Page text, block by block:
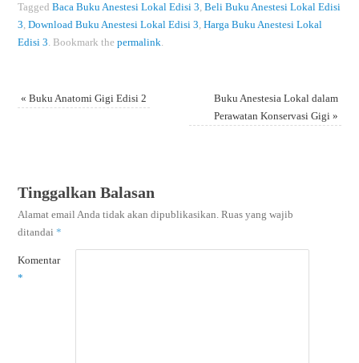
Tagged Baca Buku Anestesi Lokal Edisi 3, Beli Buku Anestesi Lokal Edisi
3, Download Buku Anestesi Lokal Edisi 3, Harga Buku Anestesi Lokal
Edisi 3. Bookmark the permalink.
« Buku Anatomi Gigi Edisi 2
Buku Anestesia Lokal dalam
Perawatan Konservasi Gigi»
Tinggalkan Balasan
Alamat email Anda tidak akan dipublikasikan. Ruas yang wajib
ditandai *
Komentar
*